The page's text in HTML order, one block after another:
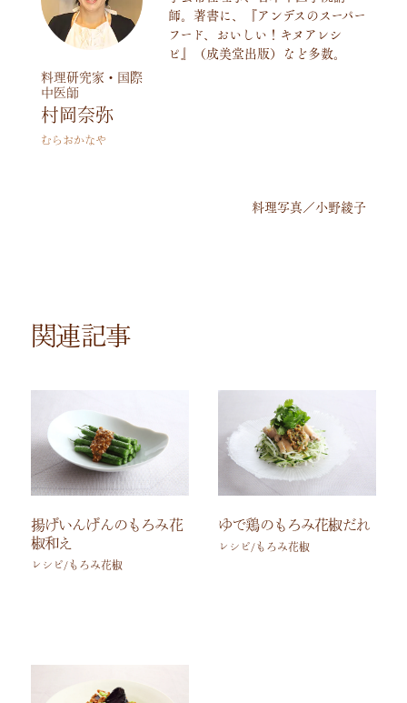
料理研究家・国際
中医師
村岡奈弥
むらおかなや
師。著書に、『アンデスのスーパー
フード、おいしい！キヌアレシ
ピ』（成美堂出版）など多数。
料理写真／小野綾子
関連記事
揚げいんげんのもろみ花
椒和え
レシピ/もろみ花椒
ゆで鶏のもろみ花椒だれ
レシピ/もろみ花椒